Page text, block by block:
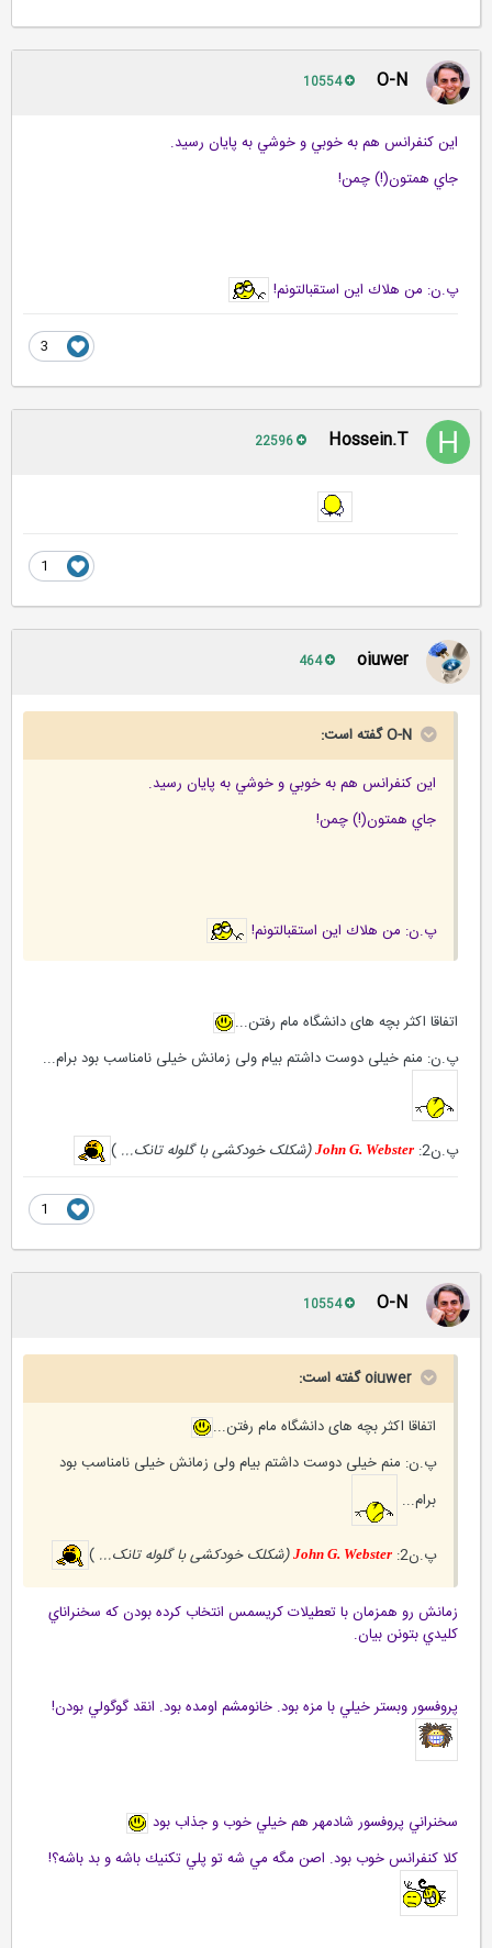
O-N
اين كنفرانس هم به خوبي و خوشي به پايان رسيد.
جاي همتون(!) چمن!
پ.ن: من هلاك اين استقبالتونم!
Hossein.T
oiuwer
O-N گفته است:
اين كنفرانس هم به خوبي و خوشي به پايان رسيد.
جاي همتون(!) چمن!
پ.ن: من هلاك اين استقبالتونم!
اتفاقا اکثر بچه های دانشگاه مام رفتن...
پ.ن: منم خیلی دوست داشتم بیام ولی زمانش خیلی نامناسب بود برام...
پ.ن2: John G. Webster(شکلک خودکشی با گلوله تانک...)
O-N
oiuwer گفته است:
اتفاقا اکثر بچه های دانشگاه مام رفتن...
پ.ن: منم خیلی دوست داشتم بیام ولی زمانش خیلی نامناسب بود
برام...
پ.ن2: John G. Webster(شکلک خودکشی با گلوله تانک...)
زمانش رو همزمان با تعطيلات كريسمس انتخاب كرده بودن كه سخنراناي
كليدي بتونن بيان.
پروفسور وبستر خيلي با مزه بود. خانومشم اومده بود. انقد گوگولي بودن!
سخنرانيپروفسور شادمهر هم خيلي خوب و جذاب بود
كلا كنفرانس خوب بود. اصن مگه مي شه تو پلي تكنيك باشه و بد باشه؟!